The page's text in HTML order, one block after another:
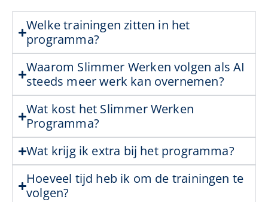
Welke trainingen zitten in het
programma?
Waarom Slimmer Werken volgen als AI
steeds meer werk kan overnemen?
Wat kost het Slimmer Werken
Programma?
Wat krijg ik extra bij het programma?
Hoeveel tijd heb ik om de trainingen te
volgen?